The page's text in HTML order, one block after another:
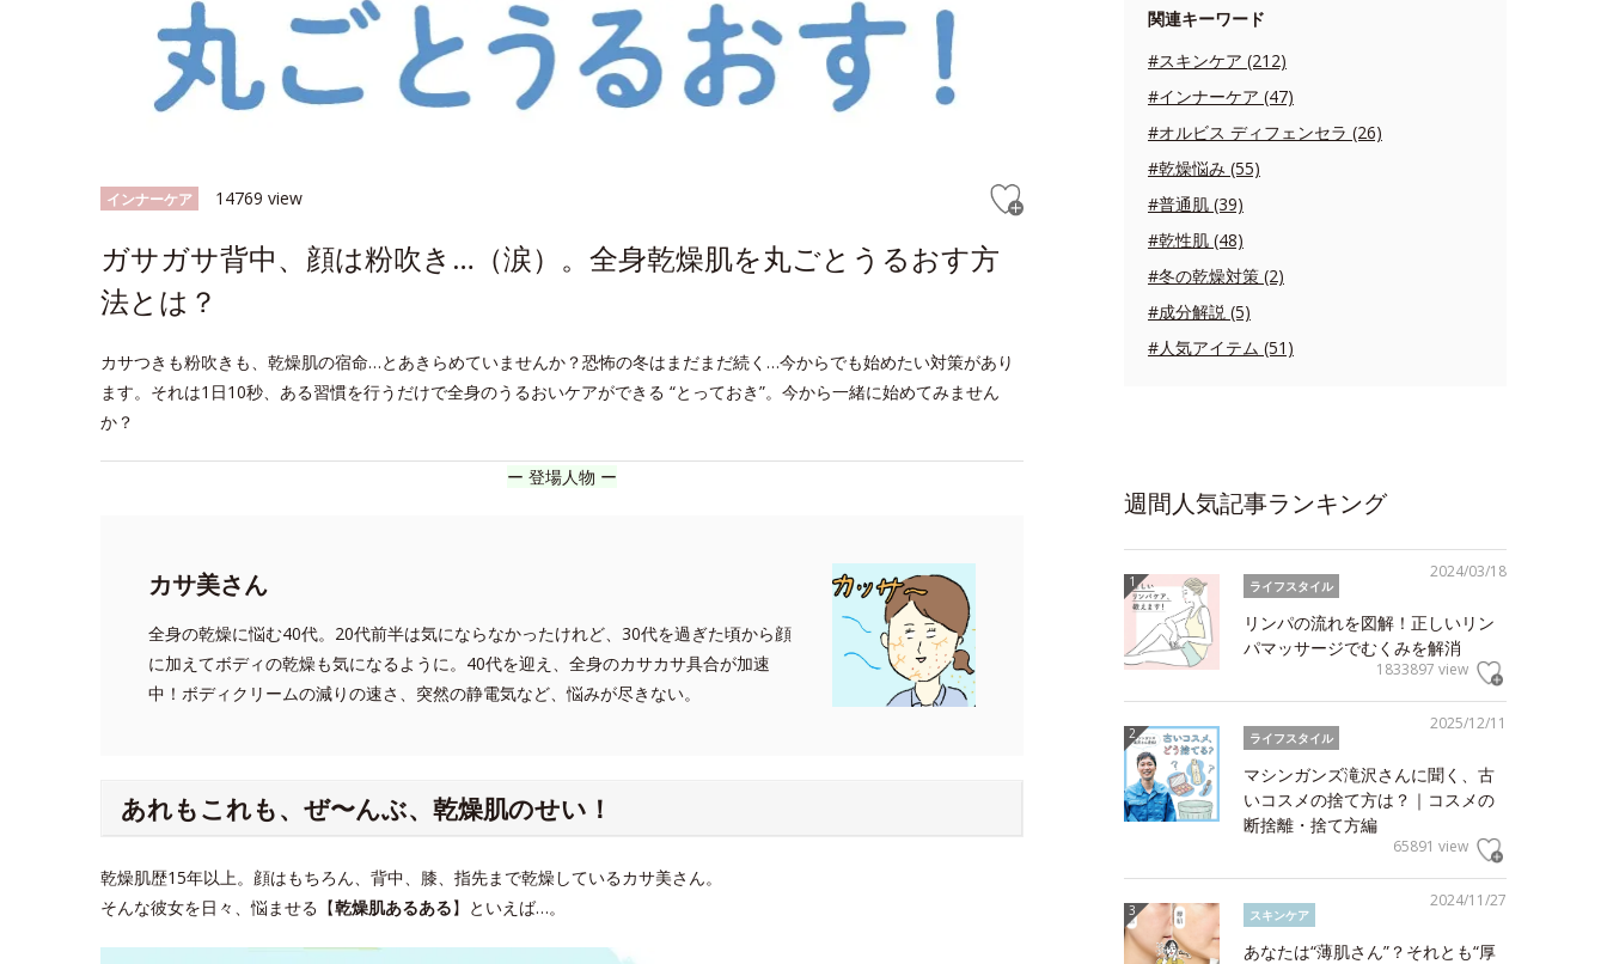
インナーケア 14769 view
ガサガサ背中、顔は粉吹き…（涙）。全身乾燥肌を丸ごとうるおす方
法とは？
カサつきも粉吹きも、乾燥肌の宿命…とあきらめていませんか？恐怖の冬はまだまだ続く…今からでも始めたい対策があり
ます。それは1日10秒、ある習慣を行うだけで全身のうるおいケアができる “とっておき”。今から一緒に始めてみません
か？
ー 登場人物 ー
カサ美さん
全身の乾燥に悩む40代。20代前半は気にならなかったけれど、30代を過ぎた頃から顔
に加えてボディの乾燥も気になるように。40代を迎え、全身のカサカサ具合が加速
中！ボディクリームの減りの速さ、突然の静電気など、悩みが尽きない。
あれもこれも、ぜ〜んぶ、乾燥肌のせい！
乾燥肌歴15年以上。顔はもちろん、背中、膝、指先まで乾燥しているカサ美さん。
そんな彼女を日々、悩ませる【乾燥肌あるある】といえば…。
関連キーワード
#スキンケア (212)
#インナーケア (47)
#オルビス ディフェンセラ (26)
#乾燥悩み (55)
#普通肌 (39)
#乾性肌 (48)
#冬の乾燥対策 (2)
#成分解説 (5)
#人気アイテム (51)
週間人気記事ランキング
2024/03/18
ライフスタイル
リンパの流れを図解！正しいリン
パマッサージでむくみを解消
1833897 view
2025/12/11
ライフスタイル
マシンガンズ滝沢さんに聞く、古
いコスメの捨て方は？｜コスメの
断捨離・捨て方編
65891 view
2024/11/27
スキンケア
あなたは“薄肌さん”？それとも“厚